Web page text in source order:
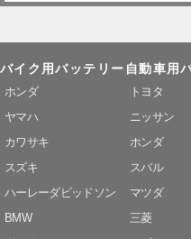
バイク用バッテリー
ホンダ
ヤマハ
カワサキ
スズキ
ハーレーダビッドソン
BMW
自動車用
トヨタ
ニッサン
ホンダ
スバル
マツダ
三菱